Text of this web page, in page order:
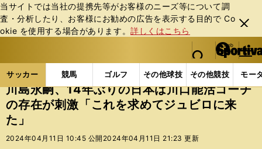
当サイトでは当社の提携先等がお客様のニーズ等について調
査・分析したり、お客様にお勧めの広告を表⽰する⽬的で Co
okie を使⽤する場合があります。詳しくはこちら
閉じ
る
web Sportiva (webスポルティーバ)
検索
マイペ
ー
ジ
メニュ
サッカー 競馬 ゴルフ その他球技 その他競技 モー
ス
ポ
ル
テ
ー
サッカーの記事一覧 Jリーグ他 Jリーグ 川島永
川島永嗣、14年ぶりの日本は川口能活コーチ
の存在が刺激「これを求めてジュビロに来
た」
2024年04月11日 10:45 公開 2024年04月11日 21:23 更新